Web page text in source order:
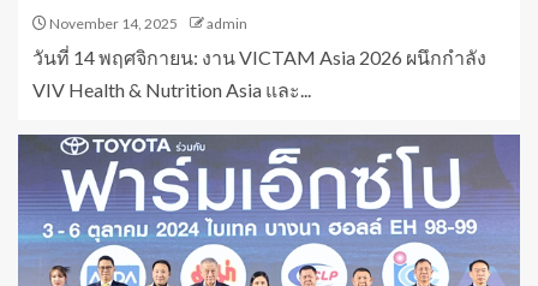
November 14, 2025 admin
วันที่ 14 พฤศจิกายน: งาน VICTAM Asia 2026 ผนึกกำลัง
VIV Health & Nutrition Asia และ...